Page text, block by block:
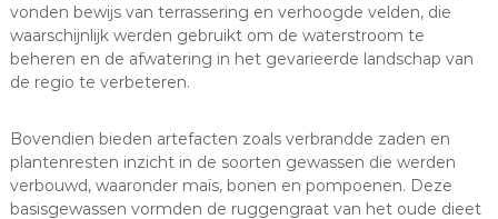
vonden bewijs van terrassering en verhoogde velden, die
waarschijnlijk werden gebruikt om de waterstroom te
beheren en de afwatering in het gevarieerde landschap van
de regio te verbeteren.
Bovendien bieden artefacten zoals verbrandde zaden en
plantenresten inzicht in de soorten gewassen die werden
verbouwd, waaronder maïs, bonen en pompoenen. Deze
basisgewassen vormden de ruggengraat van het oude dieet